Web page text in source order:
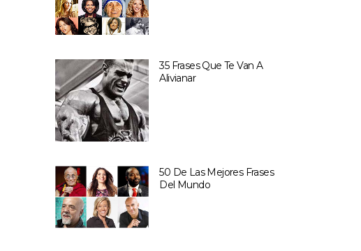
35 Frases Que Te Van A
Alivianar
50 De Las Mejores Frases
Del Mundo